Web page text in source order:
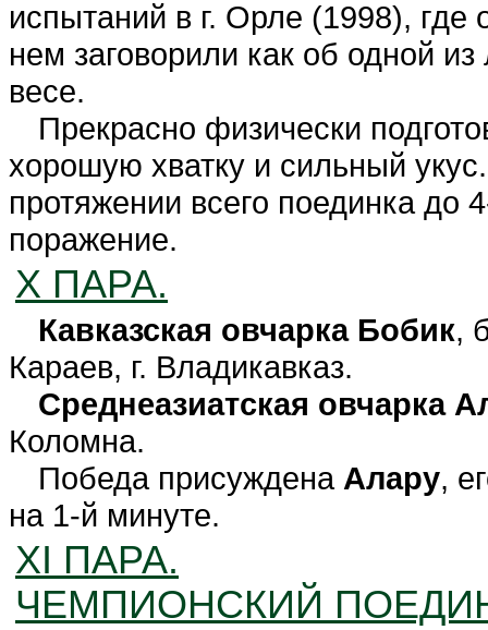
испытаний в г. Орле (1998), где
нем заговорили как об одной
весе.
Прекрасно физически
хорошую хватку и сильный
протяжении всего поединка до
поражение.
X ПАРА.
Кавказская овчарка Бобик,
Караев, г. Владикавказ.
Среднеазиатская овчарка
Коломна.
Победа присуждена Алару,
на 1-й минуте.
XI ПАРА.
ЧЕМПИОНСКИЙ